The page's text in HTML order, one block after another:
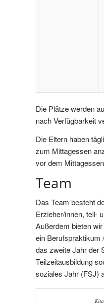
Die Plätze werden
nach Verfügbarkeit
Die Eltern haben
zum Mittagessen
vor dem
Team
Das Team besteht
Erzieher/innen, teil-
Außerdem bieten
ein Berufspraktikum
das zweite Jahr der
Teilzeitausbildung
soziales Jahr (FSJ)